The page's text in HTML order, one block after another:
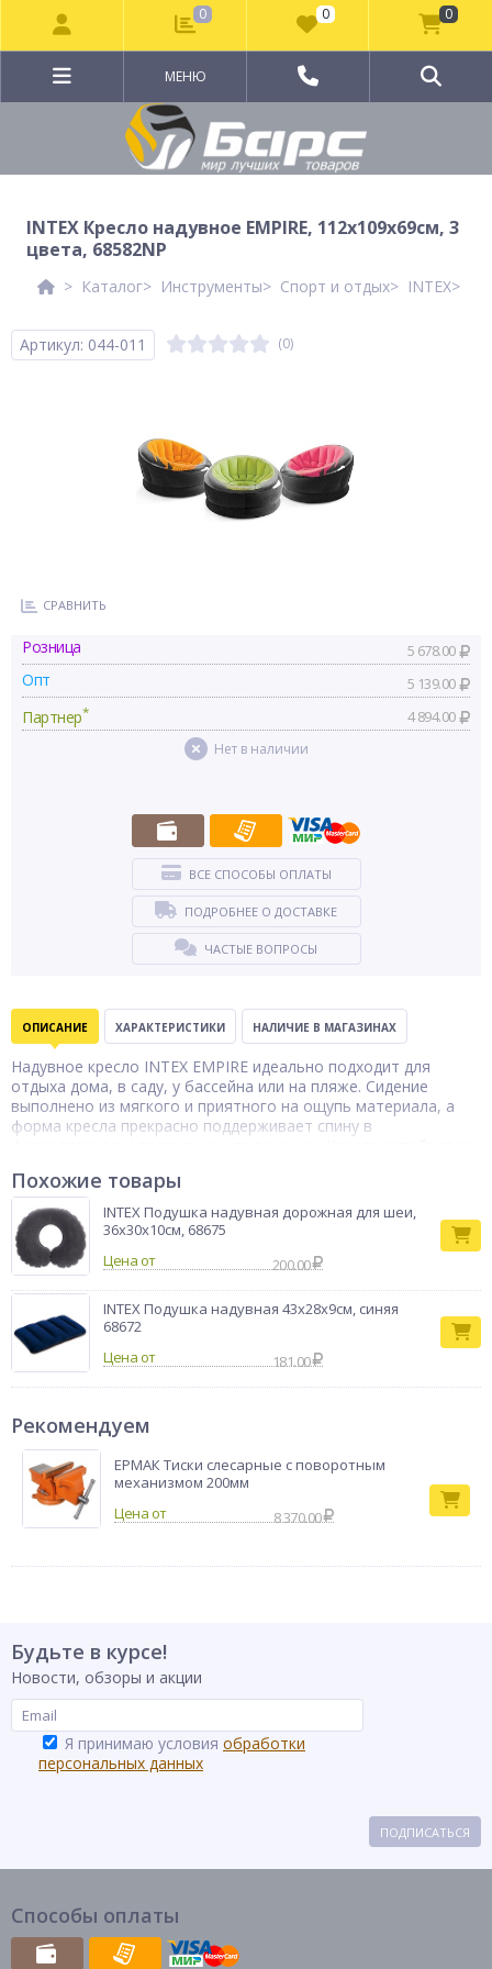
МЕНЮ
INTEX Кресло надувное EMPIRE, 112x109x69см, 3
цвета, 68582NP
Каталог Инструменты Спорт и отдых INTEX
Артикул: 044-011 (0)
СРАВНИТЬ
Розница 5 678.00
Опт 5 139.00
Партнер* 4 894.00
Нет в наличии
ВСЕ СПОСОБЫ ОПЛАТЫ
ПОДРОБНЕЕ О ДОСТАВКЕ
ЧАСТЫЕ ВОПРОСЫ
ОПИСАНИЕ ХАРАКТЕРИСТИКИ НАЛИЧИЕ В МАГАЗИНАХ
Надувное кресло INTEX EMPIRE идеально подходит для
отдыха дома, в саду, у бассейна или на пляже. Сидение
выполнено из мягкого и приятного на ощупь материала, а
форма кресла прекрасно поддерживает спину в
повышенную комфортность. Почувствуйте себя на
воздушном облаке!
Бренд Intex
Похожие товары
INTEX Подушка надувная дорожная для шеи,
36x30x10см, 68675
Цена от
200.00
INTEX Подушка надувная 43x28x9см, синяя
68672
Цена от
181.00
Рекомендуем
ЕРМАК Тиски слесарные с поворотным
механизмом 200мм
8 370.00
Будьте в курсе!
Новости, обзоры и акции
Я принимаю условия обработки
персональных данных
ПОДПИСАТЬСЯ
Способы оплаты
0 0 0